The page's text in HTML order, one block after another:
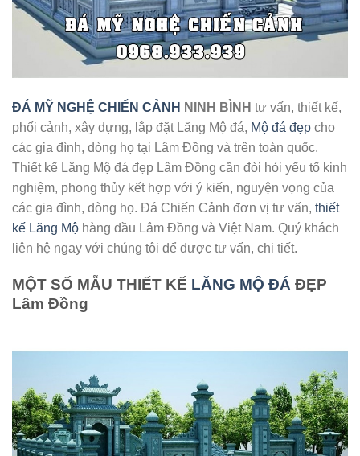
ĐÁ MỸ NGHỆ CHIẾN CẢNH NINH BÌNH tư vấn, thiết kế,
phối cảnh, xây dựng, lắp đặt Lăng Mộ đá, Mộ đá đẹp cho
các gia đình, dòng họ tại Lâm Đồng và trên toàn quốc.
Thiết kế Lăng Mộ đá đẹp Lâm Đồng cần đòi hỏi yếu tố kinh
nghiệm, phong thủy kết hợp với ý kiến, nguyện vọng của
các gia đình, dòng họ. Đá Chiến Cảnh đơn vị tư vấn, thiết
kế Lăng Mộ hàng đầu Lâm Đồng và Việt Nam. Quý khách
liên hệ ngay với chúng tôi để được tư vấn, chi tiết.
MỘT SỐ MẪU THIẾT KẾ LĂNG MỘ ĐÁ ĐẸP
Lâm Đồng